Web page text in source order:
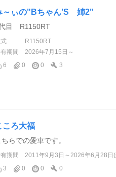
～ぃの"Bちゃん’S 姉2"
目 R1150RT
R1150RT
期間
2026年7月15日～
6
0 0 3
ころ大福
らでの愛車です。
期間
2011年9月3日～2026年6月28日
3
0 0 0